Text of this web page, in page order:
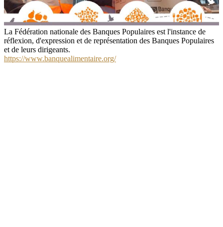
La Fédération nationale des Banques Populaires est l'instance de
réflexion, d'expression et de représentation des Banques Populaires
et de leurs dirigeants.
https://www.banquealimentaire.org/